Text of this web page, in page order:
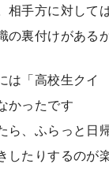
手方に対して
裏付けがある
は「高校生クイ
かったです
ら、ふらっと日
したりするのが